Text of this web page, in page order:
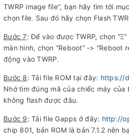
TWRP image file”, bạn hãy tìm tới
chọn file. Sau đó hãy chọn Flash
Bước 7: Để vào được TWRP, chọn
màn hình, chọn “Reboot” -> “Reboot
động vào TWRP.
Bước 8: Tải file ROM tại đây: https://
Nhớ tìm đúng mã của chiếc máy của
không flash được đâu.
Bước 9: Tải file Gapps ở đây: http://
chip 801, bản ROM là bản 7.1.2 nên